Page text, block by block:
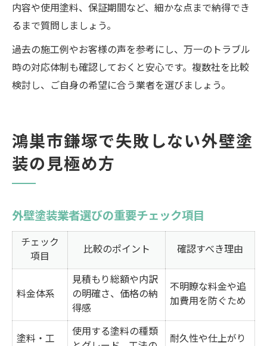
内容や使用塗料、保証期間など、細かな点まで納得でき
るまで質問しましょう。
過去の施工例やお客様の声を参考にし、万一のトラブル
時の対応体制も確認しておくと安心です。複数社を比較
検討し、ご自身の希望に合う業者を選びましょう。
鴻巣市鎌塚で失敗しない外壁塗
装の見極め方
外壁塗装業者選びの重要チェック項目
チェック
項目
比較のポイント 確認すべき理由
料金体系
見積もり総額や内訳
の明確さ、価格の納
得感
不明瞭な料金や追
加費用を防ぐため
塗料・工
使用する塗料の種類
耐久性や仕上がり